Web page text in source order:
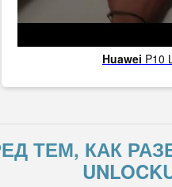
Huawei P10
ТЕМ, КАК